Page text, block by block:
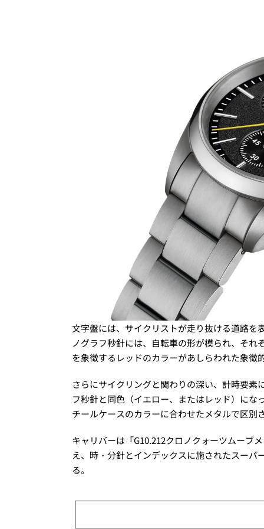
文字盤には、サイクリストが走り抜ける道路
ノグラフ秒針には、自転車の形が模られ、そ
を象徴するレッドのカラーがあしらわれた象徴
さらにサイクリングと関わりの深い、計時要
フ秒針と同色（イエロー、またはレッド）に
チールケースのカラーに合わせたメタルで区別
キャリバーは「G10.212クロノクォーツムーブ
え、時・分針とインデックスに施されたスー
る。